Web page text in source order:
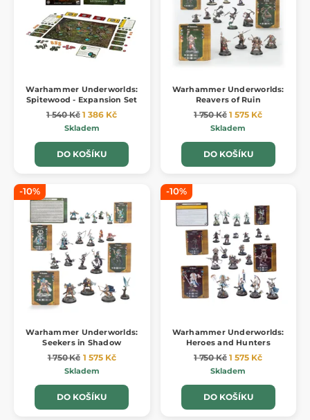
Warhammer Underworlds:
Spitewood - Expansion Set
1 540 Kč 1 386 Kč
Skladem
DO KOŠÍKU
Warhammer Underworlds:
Reavers of Ruin
1 750 Kč 1 575 Kč
Skladem
DO KOŠÍKU
-10%
Warhammer Underworlds:
Seekers in Shadow
1 750 Kč 1 575 Kč
Skladem
DO KOŠÍKU
-10%
Warhammer Underworlds:
Heroes and Hunters
1 750 Kč 1 575 Kč
Skladem
DO KOŠÍKU